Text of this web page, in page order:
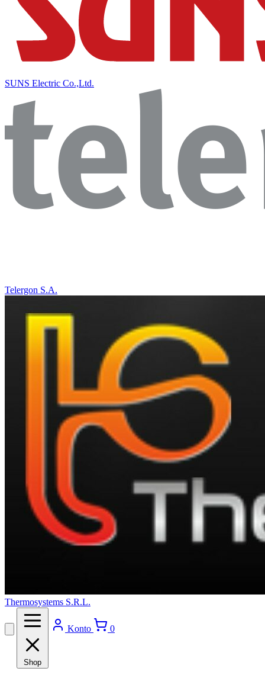
SUNS Electric Co.,Ltd.
Telergon S.A.
Thermosystems S.R.L.
Shop
Konto 0